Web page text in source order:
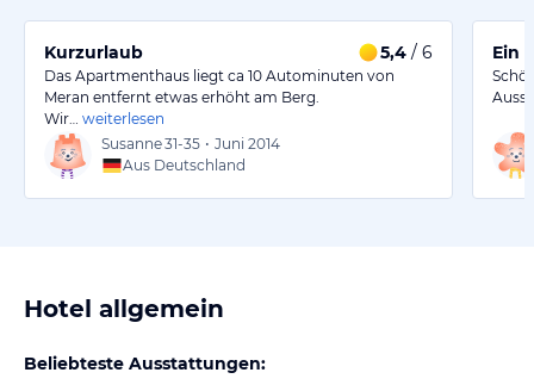
Kurzurlaub 5,4 / 6
Das Apartmenthaus liegt ca 10 Autominuten von
Meran entfernt etwas erhöht am Berg.
Wir…
weiterlesen
Susanne31-35 • Juni 2014
Aus Deutschland
Ein
Hotel allgemein
Beliebteste Ausstattungen: